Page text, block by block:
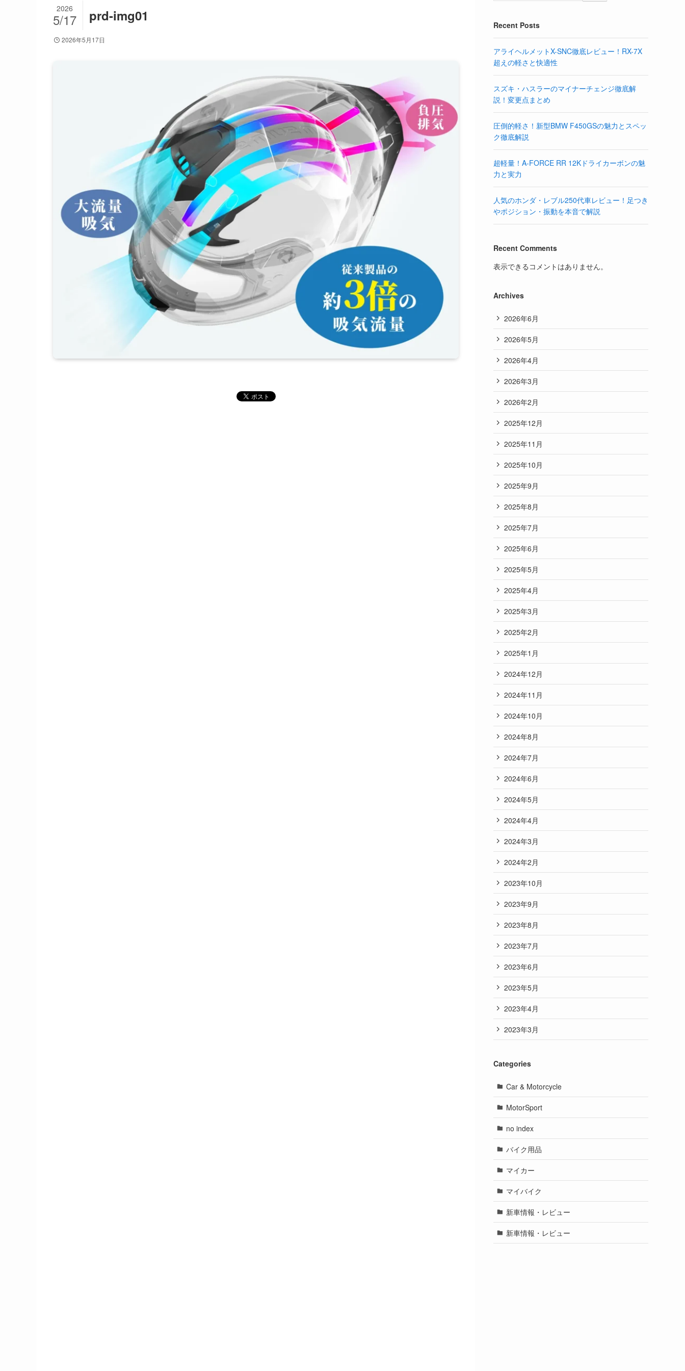
prd-img01
2026
5/17
2026年5月17日
Recent Posts
アライヘルメットX-SNC徹底レビュー！RX-7X
超えの軽さと快適性
スズキ・ハスラーのマイナーチェンジ徹底解
説！変更点まとめ
圧倒的軽さ！新型BMW F450GSの魅力とスペッ
ク徹底解説
超軽量！A-FORCE RR 12Kドライカーボンの魅
力と実力
人気のホンダ・レブル250代車レビュー！足つき
やポジション・振動を本音で解説
Recent Comments
表示できるコメントはありません。
Archives
2026年6月
2026年5月
2026年4月
2026年3月
2026年2月
2025年12月
2025年11月
2025年10月
2025年9月
2025年8月
2025年7月
2025年6月
2025年5月
2025年4月
2025年3月
2025年2月
2025年1月
2024年12月
2024年11月
2024年10月
2024年8月
2024年7月
2024年6月
2024年5月
2024年4月
2024年3月
2024年2月
2023年10月
2023年9月
2023年8月
2023年7月
2023年6月
2023年5月
2023年4月
2023年3月
Categories
Car & Motorcycle
MotorSport
no index
バイク用品
マイカー
マイバイク
新車情報・レビュー
新車情報・レビュー